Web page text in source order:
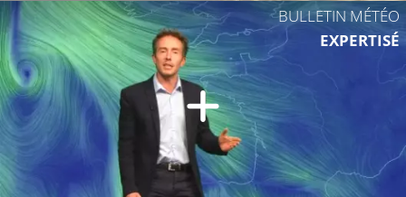
BULLETIN MÉTÉO
EXPERTISÉ